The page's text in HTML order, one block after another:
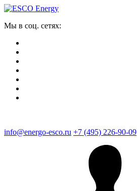
Мы в соц. сетях:
info@energo-esco.ru +7 (495) 226-90-09